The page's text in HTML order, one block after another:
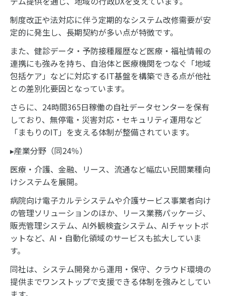
制度改正や法対応に伴う定期的なシステム改修需要が安
定的に発生し、長期契約が多い点が特徴です。
また、健診データ・予防接種履歴など医療・福祉情報の
連携にも強みを持ち、自治体と医療機関をつなぐ「地域
包括ケア」などに対応するIT基盤を構築できる点が他社
との差別化要因となっています。
さらに、24時間365日稼働の自社データセンターを保有
しており、無停電・災害対応・セキュリティ運用など
「まもりのIT」を支える体制が整備されています。
▸産業分野（同24％）
医療・介護、金融、リース、流通など幅広い民間業種向
けシステムを展開。
病院向け電子カルテシステムや介護サービス事業者向け
の管理ソリューションのほか、リース業務パッケージ、
販売管理システム、AI外観検査システム、AIチャットボ
ットなど、AI・自動化領域のサービスも拡大していま
す。
同社は、システム開発から運用・保守、クラウド環境の
提供までワンストップで支援できる体制を強みとしてい